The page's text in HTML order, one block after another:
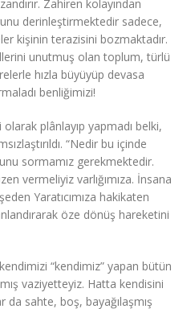
Zahiren kolayından
derinleştirmektedir sadece,
kişinin terazisini bozmaktadır.
unutmuş olan toplum, türlü
hızla büyüyüp devasa
benliğimizi!
plânlayıp yapmadı belki,
“Nedir bu içinde
sormamız gerekmektedir.
vermeliyiz varlığımıza. İnsana
Yaratıcımıza hakikaten
öze dönüş hareketini
“kendimiz” yapan bütün
vaziyetteyiz. Hatta kendisini
da sahte, boş, bayağılaşmış